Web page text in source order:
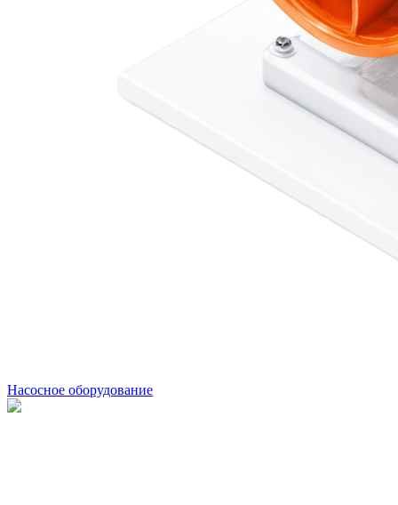
Насосное оборудование